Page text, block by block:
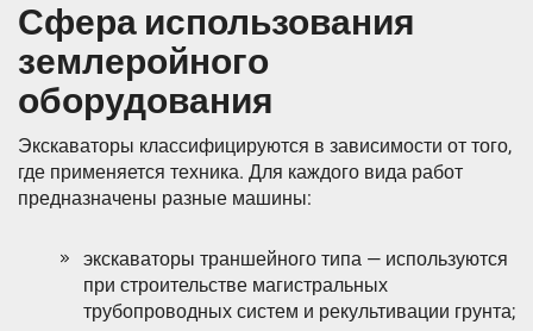
Сфера использования
землеройного
оборудования
Экскаваторы классифицируются в зависимости от того,
где применяется техника. Для каждого вида работ
предназначены разные машины:
экскаваторы траншейного типа — используются
при строительстве магистральных
трубопроводных систем и рекультивации грунта;